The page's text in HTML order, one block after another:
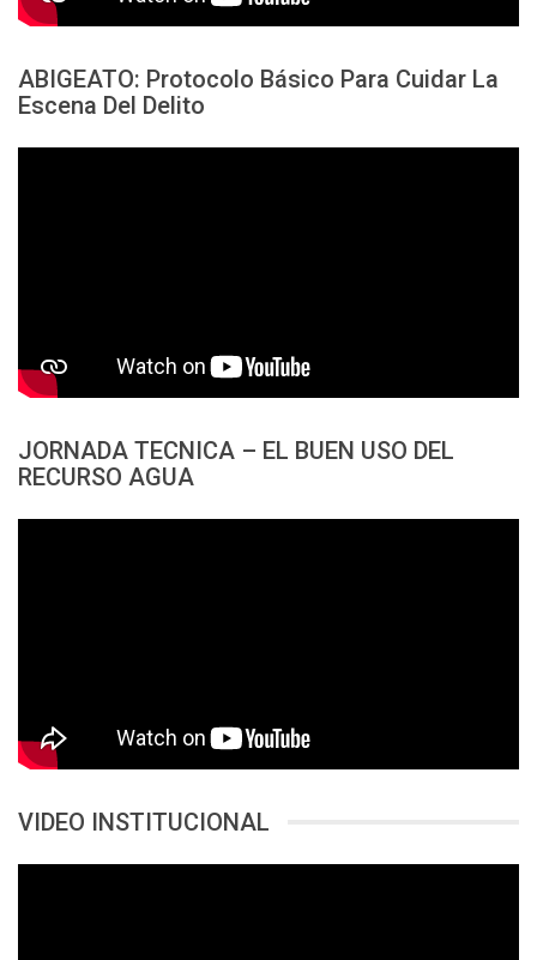
ABIGEATO: Protocolo Básico Para Cuidar La
Escena Del Delito
JORNADA TECNICA – EL BUEN USO DEL
RECURSO AGUA
VIDEO INSTITUCIONAL